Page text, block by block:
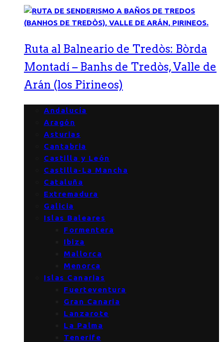
Ruta al Balneario de Tredòs: Bòrda
Montadí – Banhs de Tredòs, Valle de
Arán (los Pirineos)
Andalucía
Aragón
Asturias
Cantabria
Castilla y León
Castilla-La Mancha
Cataluña
Extremadura
Galicia
Islas Baleares
Formentera
Ibiza
Mallorca
Menorca
Islas Canarias
Fuerteventura
Gran Canaria
Lanzarote
La Palma
Tenerife